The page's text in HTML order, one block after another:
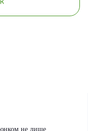
не лише